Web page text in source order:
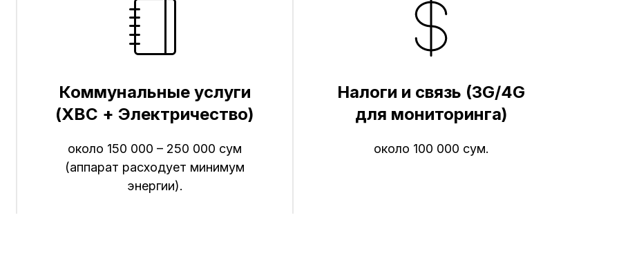
Коммунальные услуги
(ХВС + Электричество)
около 150 000 – 250 000 сум
(аппарат расходует минимум
энергии).
Налоги и связь (3G/4G
для мониторинга)
около 100 000 сум.